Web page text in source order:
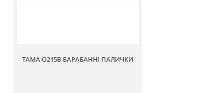
TAMA O215B БАРАБАННІ ПАЛИЧКИ